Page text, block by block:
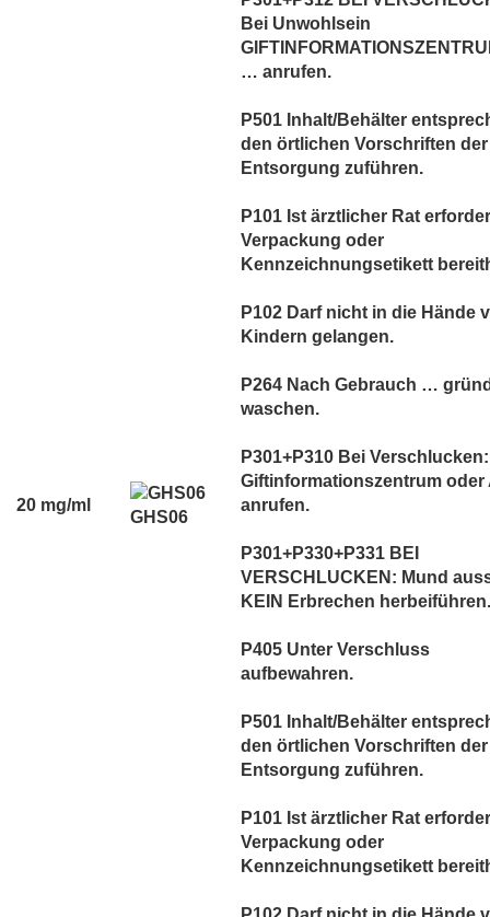
Bei Unwohlsein
… anrufen.
P501 Inhalt/Behälter
den örtlichen Vorschriften der
Entsorgung zuführen.
20 mg/ml
GHS06
P101 Ist ärztlicher Rat
Verpackung oder
Kennzeichnungsetikett
P102 Darf nicht in die Hände
Kindern gelangen.
P264 Nach Gebrauch …
waschen.
P301+P310 Bei
Giftinformationszentrum oder
anrufen.
P301+P330+P331 BEI
VERSCHLUCKEN: Mund
KEIN Erbrechen herbeiführen.
P405 Unter Verschluss
aufbewahren.
P501 Inhalt/Behälter
den örtlichen Vorschriften der
Entsorgung zuführen.
P101 Ist ärztlicher Rat
Verpackung oder
Kennzeichnungsetikett